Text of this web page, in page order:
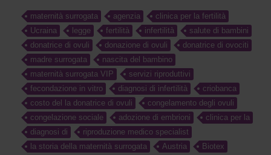
maternità surrogata agenzia
clinica per la fertilità
Ucraina
legge fertilità infertilità
salute di bambini
donatrice di ovuli
donazione di ovuli
donatrice di ovociti
madre surrogata
nascita del bambino
maternità surrogata VIP
servizi riproduttivi
fecondazione in vitro
diagnosi di infertilità
criobanca
costo del la donatrice di ovuli
congelamento degli ovuli
congelazione sociale
adozione di embrioni
clinica per la
diagnosi di
riproduzione medico specialist
la storia della maternità surrogata
Austria
Biotex